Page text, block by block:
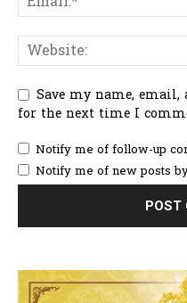
Save my name,
for the next time I
Notify me of follow-up
Notify me of new posts